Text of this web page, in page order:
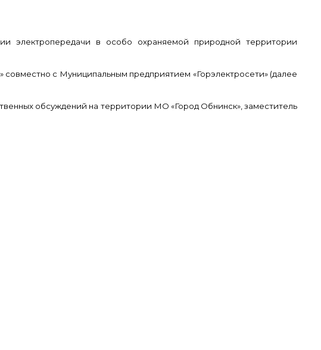
электропередачи в особо охраняемой природной территории
с Муниципальным предприятием «Горэлектросети» (далее
обсуждений на территории МО «Город Обнинск», заместитель